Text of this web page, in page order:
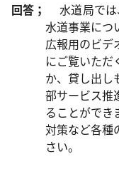
回答；
水道局では
水道事業につ
広報用のビデ
にご覧いただ
か、貸し出し
部サービス推
ることができ
対策など各種
さい。